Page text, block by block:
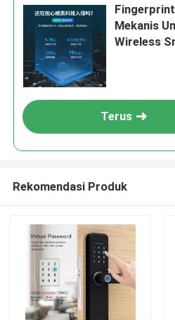
Mekanis
Wireless
Terus
Rekomendasi Produk